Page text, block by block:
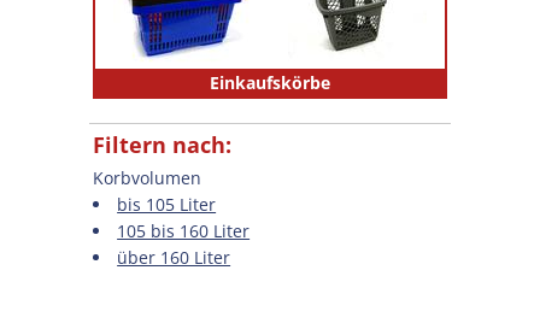
Einkaufskörbe
Filtern nach:
Korbvolumen
bis 105 Liter
105 bis 160 Liter
über 160 Liter